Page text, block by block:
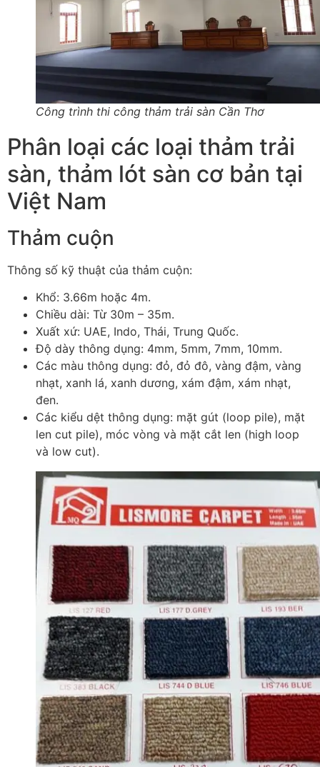
Công trình thi công thảm trải sàn Cần Thơ
Phân loại các loại thảm trải
sàn, thảm lót sàn cơ bản tại
Việt Nam
Thảm cuộn
Thông số kỹ thuật của thảm cuộn:
Khổ: 3.66m hoặc 4m.
Chiều dài: Từ 30m – 35m.
Xuất xứ: UAE, Indo, Thái, Trung Quốc.
Độ dày thông dụng: 4mm, 5mm, 7mm, 10mm.
Các màu thông dụng: đỏ, đỏ đô, vàng đậm, vàng
nhạt, xanh lá, xanh dương, xám đậm, xám nhạt,
đen.
Các kiểu dệt thông dụng: mặt gút (loop pile), mặt
len cut pile), móc vòng và mặt cắt len (high loop
và low cut).